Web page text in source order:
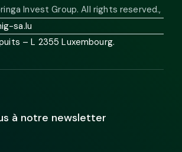
Invest Group. All rights reserved.,
sa.lu
– L 2355 Luxembourg.
à notre newsletter